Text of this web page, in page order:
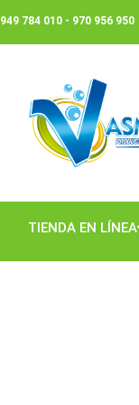
949 784 010 - 970 956 950
TIENDA EN LÍNEA